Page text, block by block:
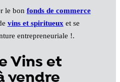
le bon fonds de commerce
vins et spiritueux et se
entrepreneuriale !.
Vins et
vendre